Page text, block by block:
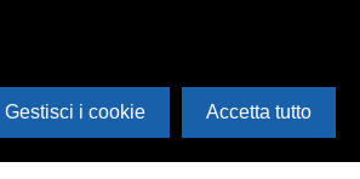
Gestisci i cookie Accetta tutto